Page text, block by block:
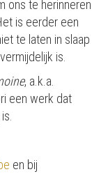
ons te herinneren
is eerder een
te laten in slaap
is.
, a.k.a.
een werk dat
en bij